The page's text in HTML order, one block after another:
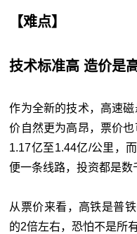
【难点】
技术标准高 造价是
作为全新的技术，高速
价自然更为高昂，票价
1.17亿至1.44亿/公里，
便一条线路，投资都是数
从票价来看，高铁是普
的2倍左右，恐怕不是所